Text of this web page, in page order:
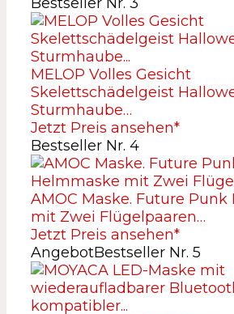
MELOP Volles Gesicht
Skelettschädelgeist
Sturmhaube…
Jetzt Preis ansehen*
Bestseller Nr. 4
AMOC Maske. Future
mit Zwei Flügelpaaren…
Jetzt Preis ansehen*
AngebotBestseller Nr. 5